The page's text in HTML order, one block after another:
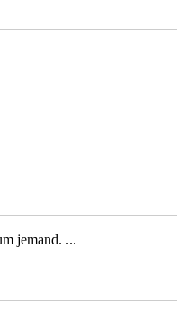
jemand. ...